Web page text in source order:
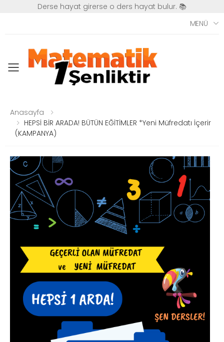
Derse hayat girerse o ders hayat bulur. 📚
MENÜ
Toggle mobile menu
Anasayfa
HEPSİ BİR ARADA! BÜTÜN EĞİTİMLER *Yeni Müfredatı İçerir
(KAMPANYA)